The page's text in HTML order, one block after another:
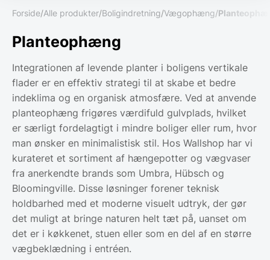
Forside/Alle produkter/Boligindretning/Vægophæng/
Planteophæng
Integrationen af levende planter i boligens vertikale
flader er en effektiv strategi til at skabe et bedre
indeklima og en organisk atmosfære. Ved at anvende
planteophæng frigøres værdifuld gulvplads, hvilket
er særligt fordelagtigt i mindre boliger eller rum, hvor
man ønsker en minimalistisk stil. Hos Wallshop har vi
kurateret et sortiment af hængepotter og vægvaser
fra anerkendte brands som Umbra, Hübsch og
Bloomingville. Disse løsninger forener teknisk
holdbarhed med et moderne visuelt udtryk, der gør
det muligt at bringe naturen helt tæt på, uanset om
det er i køkkenet, stuen eller som en del af en større
vægbeklædning i entréen.